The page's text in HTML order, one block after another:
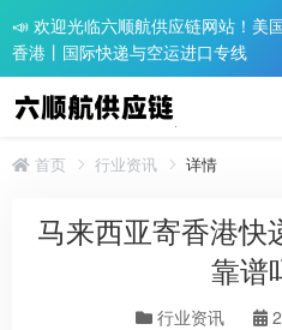
📣 欢迎光临六顺航供应链网站！美
香港丨国际快递与空运进口专线
首页 行业资讯 详情
马来西亚寄香港快
靠谱
行业资讯